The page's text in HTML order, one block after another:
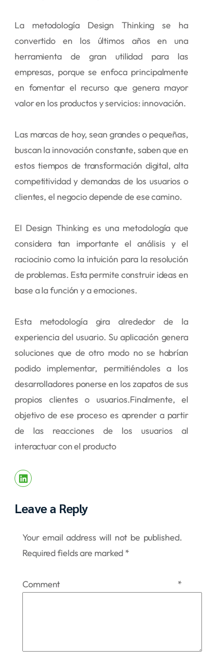
La metodología Design Thinking se ha
convertido en los últimos años en una
herramienta de gran utilidad para las
empresas, porque se enfoca principalmente
en fomentar el recurso que genera mayor
valor en los productos y servicios: innovación.
Las marcas de hoy, sean grandes o pequeñas,
buscan la innovación constante, saben que en
estos tiempos de transformación digital, alta
competitividad y demandas de los usuarios o
clientes, el negocio depende de ese camino.
El Design Thinking es una metodología que
considera tan importante el análisis y el
raciocinio como la intuición para la resolución
de problemas. Esta permite construir ideas en
base a la función y a emociones.
Esta metodología gira alrededor de la
experiencia del usuario. Su aplicación genera
soluciones que de otro modo no se habrían
podido implementar, permitiéndoles a los
desarrolladores ponerse en los zapatos de sus
propios clientes o usuarios.Finalmente, el
objetivo de ese proceso es aprender a partir
de las reacciones de los usuarios al
interactuar con el producto
Leave a Reply
Your email address will not be published.
Required fields are marked *
Comment *